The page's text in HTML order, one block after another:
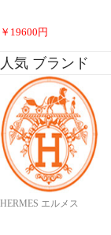
￥ 19600 円
人気 ブランド
HERMES エルメス